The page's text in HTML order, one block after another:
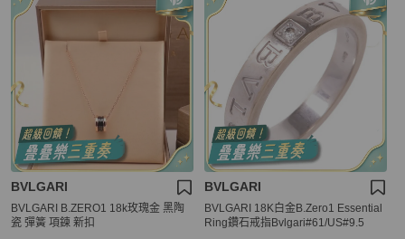
BVLGARI
BVLGARI B.ZERO1 18k玫瑰金 黑陶
瓷 彈簧 項鍊 新扣
BVLGARI
BVLGARI 18K白金B.Zero1 Essential
Ring鑽石戒指Bvlgari#61/US#9.5